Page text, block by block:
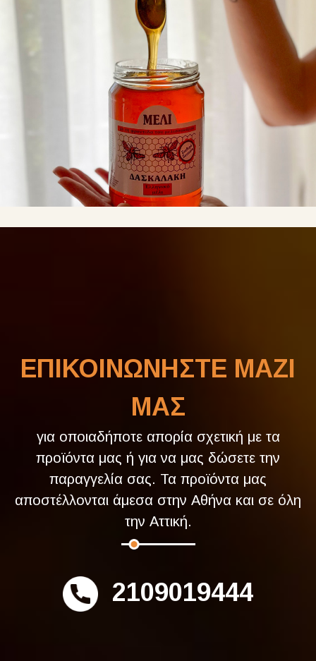
ΕΠΙΚΟΙΝΩΝΗΣΤΕ ΜΑΖΙ
ΜΑΣ
για οποιαδήποτε απορία σχετική με τα
προϊόντα μας ή για να μας δώσετε την
παραγγελία σας. Τα προϊόντα μας
αποστέλλονται άμεσα στην Αθήνα και σε όλη
την Αττική.
2109019444